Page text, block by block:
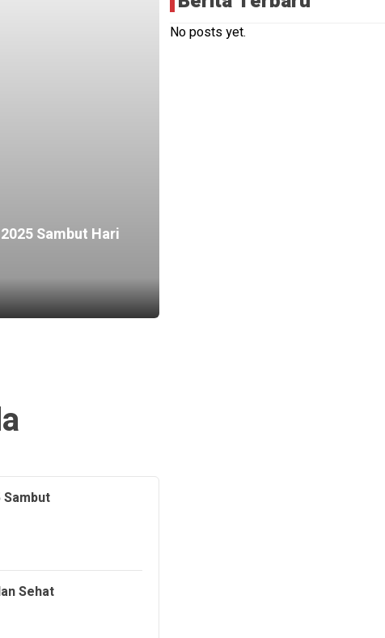
Sambut Hari
Sambut
Sehat
No posts yet.